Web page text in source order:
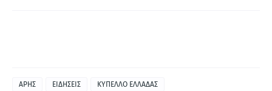
ΑΡΗΣ ΕΙΔΗΣΕΙΣ ΚΥΠΕΛΛΟ ΕΛΛΑΔΑΣ